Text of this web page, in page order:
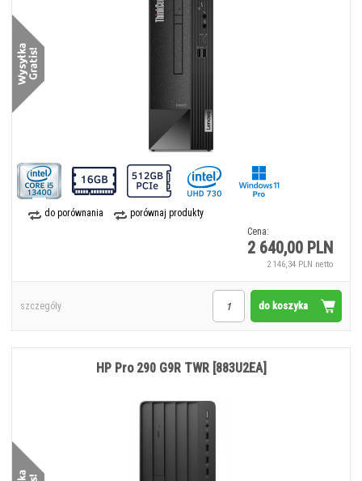
do porównania
porównaj produkty
Cena:
2 640,00 PLN
2 146,34 PLN netto
do koszyka
szczegóły
HP Pro 290 G9R TWR [883U2EA]